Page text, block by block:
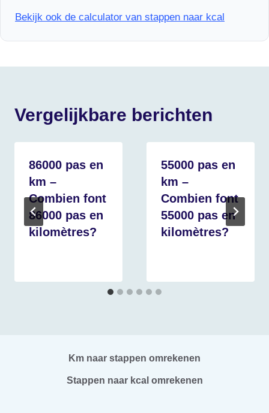
Bekijk ook de calculator van stappen naar kcal
Vergelijkbare berichten
86000 pas en
km –
Combien font
86000 pas en
kilomètres?
55000 pas en
km –
Combien font
55000 pas en
kilomètres?
Km naar stappen omrekenen
Stappen naar kcal omrekenen